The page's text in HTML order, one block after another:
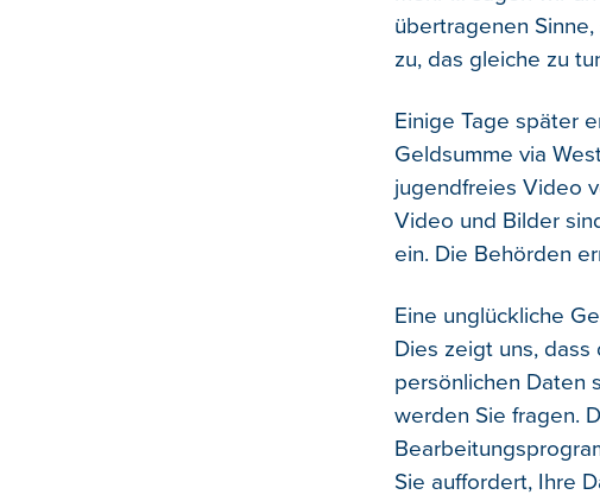
übertragenen
zu, das gleiche zu
Einige Tage später
Geldsumme via
jugendfreies Video
Video und Bilder
ein. Die Behörden
Eine unglückliche
Dies zeigt uns,
persönlichen Daten
werden Sie fragen.
Sie auffordert, Ihre